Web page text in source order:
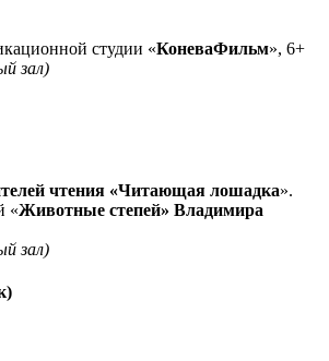
студии «КоневаФильм», 6+
зал)
чтения «Читающая лошадка».
«Животные степей» Владимира
зал)